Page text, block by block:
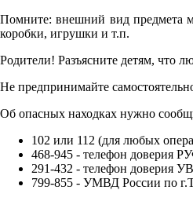
Помните: внешний вид предмета
коробки, игрушки и т.п.
Родители! Разъясните детям, что
Не предпринимайте
Об опасных находках нужно
102 или 112 (для любых
468-945 - телефон доверия
291-432 - телефон доверия
799-855 - УМВД России по